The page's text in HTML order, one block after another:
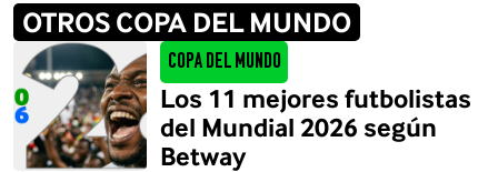
OTROS COPA DEL MUNDO
Copa del Mundo
Los 11 mejores futbolistas
del Mundial 2026 según
Betway